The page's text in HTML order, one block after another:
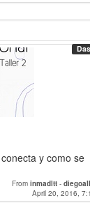
y como se
From inmadltt -
April 20, 2016,